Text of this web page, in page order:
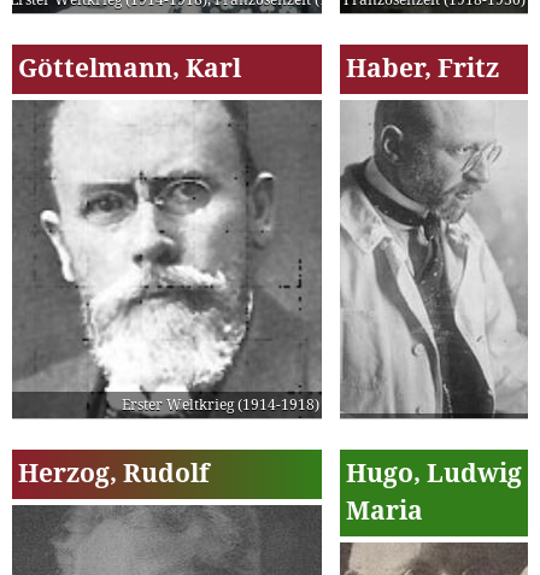
Erster Weltkrieg (1914-1918)
Göttelmann, Karl Haber, Fritz
Herzog, Rudolf
Hugo, Ludwig
Maria